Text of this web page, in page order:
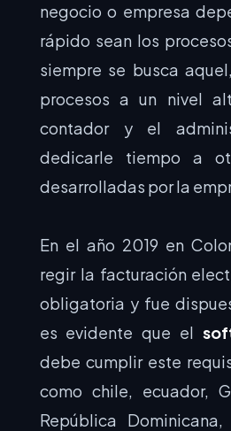
negocio o empresa
rápido sean los
siempre se busca
procesos a un nivel
contador y el
dedicarle tiempo a
desarrolladas por la
En el año 2019 en
regir la facturación
obligatoria y fue
es evidente que el
debe cumplir este
como chile, ecuador,
República